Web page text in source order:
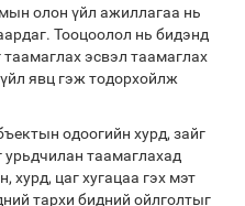
олон үйл ажиллагаа нь
Тооцоолол нь бидэнд
эсвэл таамаглах
явц гэж тодорхойлж
одоогийн хурд, зайг
таамаглахад
хурд, цаг хугацаа гэх мэт
тархи бидний ойлголтыг